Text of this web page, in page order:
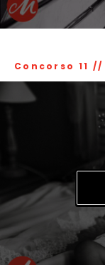
Concorso 11 //